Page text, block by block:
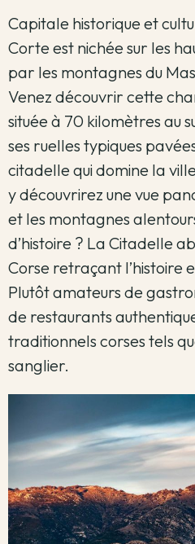
Capitale historique et
Corte est nichée sur les
par les montagnes du
Venez découvrir cette
située à 70 kilomètres au
ses ruelles typiques
citadelle qui domine la
y découvrirez une vue
et les montagnes
d’histoire ? La Citadelle
Corse retraçant l’histoire
Plutôt amateurs de
de restaurants
traditionnels corses tels
sanglier.